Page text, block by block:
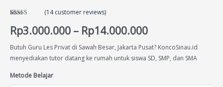
out of 5
based on
customer
ratings
(14customer reviews)
Rp3.000.000 – Rp14.000.000
Butuh Guru Les Privat di Sawah Besar, Jakarta Pusat? KoncoSinau.id
menyediakan tutor datang ke rumah untuk siswa SD, SMP, dan SMA
Metode Belajar